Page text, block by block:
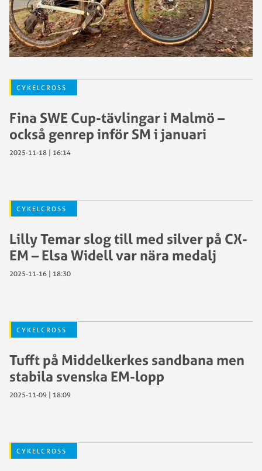
CYKELCROSS
Fina SWE Cup-tävlingar i Malmö –
också genrep inför SM i januari
2025-11-18 | 16:14
CYKELCROSS
Lilly Temar slog till med silver på CX-
EM – Elsa Widell var nära medalj
2025-11-16 | 18:30
CYKELCROSS
Tufft på Middelkerkes sandbana men
stabila svenska EM-lopp
2025-11-09 | 18:09
CYKELCROSS